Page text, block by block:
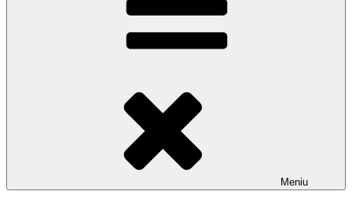
Meniu